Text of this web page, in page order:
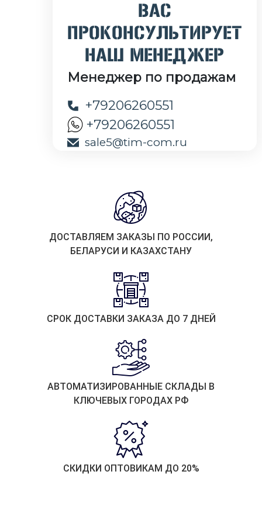
ВАС
ПРОКОНСУЛЬТИРУЕТ
НАШ МЕНЕДЖЕР
Менеджер по продажам
+79206260551
+79206260551
sale5@tim-com.ru
ДОСТАВЛЯЕМ ЗАКАЗЫ ПО РОССИИ,
БЕЛАРУСИ И КАЗАХСТАНУ
СРОК ДОСТАВКИ ЗАКАЗА ДО 7 ДНЕЙ
АВТОМАТИЗИРОВАННЫЕ СКЛАДЫ В
КЛЮЧЕВЫХ ГОРОДАХ РФ
СКИДКИ ОПТОВИКАМ ДО 20%